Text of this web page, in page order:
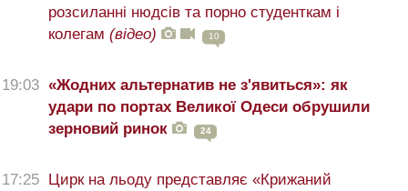
розсиланні нюдсів та порно студенткам і
колегам (відео) 10
19:03 «Жодних альтернатив не з'явиться»: як
удари по портах Великої Одеси обрушили
зерновий ринок
24
17:25 Цирк на льоду представляє «Крижаний